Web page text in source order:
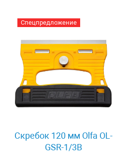
Спецпредложение
Скребок 120 мм Olfa OL-
GSR-1/3B